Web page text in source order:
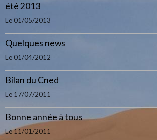
été 2013
Le 01/05/2013
Quelques news
Le 01/04/2012
Bilan du Cned
Le 17/07/2011
Bonne année à tous
Le 11/01/2011